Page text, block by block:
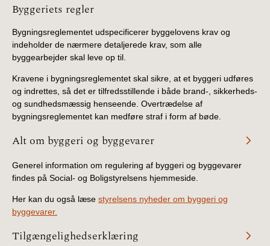
Information
Byggeriets regler
Bygningsreglementet udspecificerer byggelovens krav og
indeholder de nærmere detaljerede krav, som alle
byggearbejder skal leve op til.
Kravene i bygningsreglementet skal sikre, at et byggeri udføres
og indrettes, så det er tilfredsstillende i både brand-, sikkerheds-
og sundhedsmæssig henseende. Overtrædelse af
bygningsreglementet kan medføre straf i form af bøde.
Alt om byggeri og byggevarer
Generel information om regulering af byggeri og byggevarer
findes på Social- og Boligstyrelsens hjemmeside.
Her kan du også læse styrelsens nyheder om byggeri og
byggevarer.
Tilgængelighedserklæring